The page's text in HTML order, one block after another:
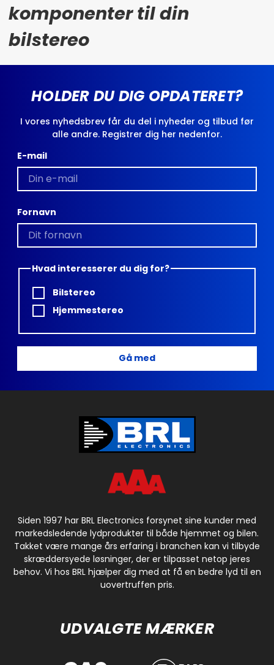
komponenter til din
bilstereo
HOLDER DU DIG OPDATERET?
I vores nyhedsbrev får du del i nyheder og tilbud før
alle andre. Registrer dig her nedenfor.
E-mail
Fornavn
Hvad interesserer du dig for?
Bilstereo
Hjemmestereo
Gå med
Siden 1997 har BRL Electronics forsynet sine kunder med
markedsledende lydprodukter til både hjemmet og bilen.
Takket være mange års erfaring i branchen kan vi tilbyde
skræddersyede løsninger, der er tilpasset netop jeres
behov. Vi hos BRL hjælper dig med at få en bedre lyd til en
uovertruffen pris.
UDVALGTE MÆRKER